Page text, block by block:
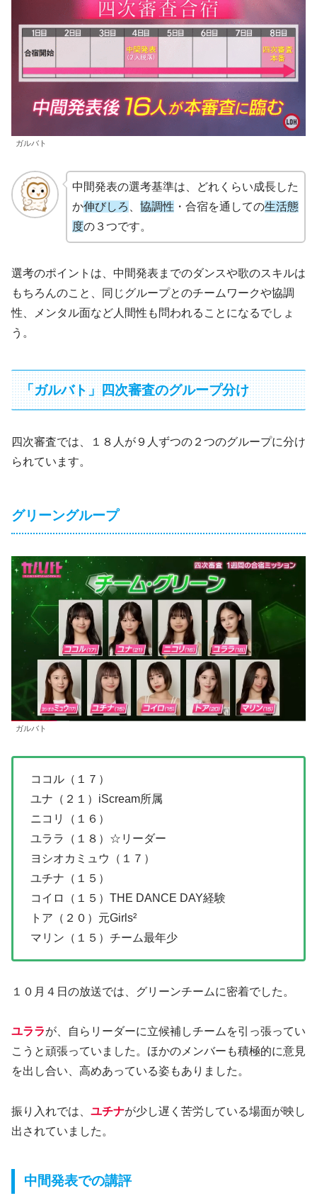
ガルバト
中間発表の選考基準は、どれくらい成長した
か伸びしろ 協調性 ・合宿を通しての生活態
度の３つです。
選考のポイントは、中間発表までのダンスや歌のスキルは
もちろんのこと、同じグループとのチームワークや協調
性、メンタル面など人間性も問われることになるでしょ
う。
「ガルバト」四次審査のグループ分け
四次審査では、１８人が９人ずつの２つのグループに分け
られています。
グリーングループ
ガルバト
ココル（１７）
ユナ（２１）iScream所属
ニコリ（１６）
ユララ（１８）☆リーダー
ヨシオカミュウ（１７）
ユチナ（１５）
コイロ（１５）THE DANCE DAY経験
トア（２０）元Girls²
マリン（１５）チーム最年少
１０月４日の放送では、グリーンチームに密着でした。
ユララが、自らリーダーに立候補しチームを引っ張ってい
こうと頑張っていました。ほかのメンバーも積極的に意見
を出し合い、高めあっている姿もありました。
振り入れでは、 ユチナが少し遅く苦労している場面が映し
出されていました。
中間発表での講評